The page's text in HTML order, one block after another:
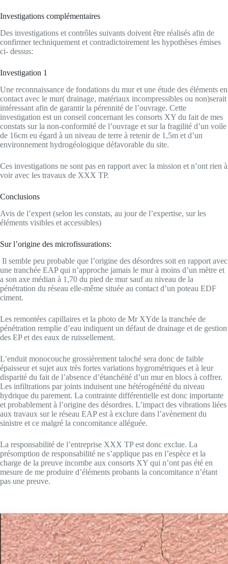
Investigations complémentaires
Des investigations et contrôles suivants doivent être réalisés afin de
confirmer techniquement et contradictoirement les hypothèses émises
ci- dessus:
Investigation 1
Une reconnaissance de fondations du mur et une étude des éléments en
contact avec le mur( drainage, matériaux incompressibles ou non)serait
intéressant afin de garantir la pérennité de l’ouvrage. Cette
investigation est un conseil concernant les consorts XY du fait de mes
constats sur la non-conformité de l’ouvrage et sur la fragilité d’un voile
de 16cm eu égard à un niveau de terre à retenir de 1,5m et d’un
environnement hydrogéologique défavorable du site.
Ces investigations ne sont pas en rapport avec la mission et n’ont rien à
voir avec les travaux de XXX TP.
Conclusions
Avis de l’expert (selon les constats, au jour de l’expertise, sur les
éléments visibles et accessibles)
Sur l’origine des microfissurations:
Il semble peu probable que l’origine des désordres soit en rapport avec
une tranchée EAP qui n’approche jamais le mur à moins d’un mètre et
a son axe médian à 1,70 du pied de mur sauf au niveau de la
pénétration du réseau elle-même située au contact d’un poteau EDF
ciment.
Les remontées capillaires et la photo de Mr XYde la tranchée de
pénétration remplie d’eau indiquent un défaut de drainage et de gestion
des EP et des eaux de ruissellement.
L’enduit monocouche grossièrement taloché sera donc de faible
épaisseur et sujet aux très fortes variations hygrométriques et à leur
disparité du fait de l’absence d’étanchéité d’un mur en blocs à coffrer.
Les infiltrations par joints induisent une hétérogénéité du niveau
hydrique du parement. La contrainte différentielle est donc importante
et probablement à l’origine des désordres. L’impact des vibrations liées
aux travaux sur le réseau EAP est à exclure dans l’avènement du
sinistre et ce malgré la concomitance alléguée.
La responsabilité de l’entreprise XXX TP est donc exclue. La
présomption de responsabilité ne s’applique pas en l’espèce et la
charge de la preuve incombe aux consorts XY qui n’ont pas été en
mesure de me produire d’éléments probants la concomitance n’étant
pas une preuve.